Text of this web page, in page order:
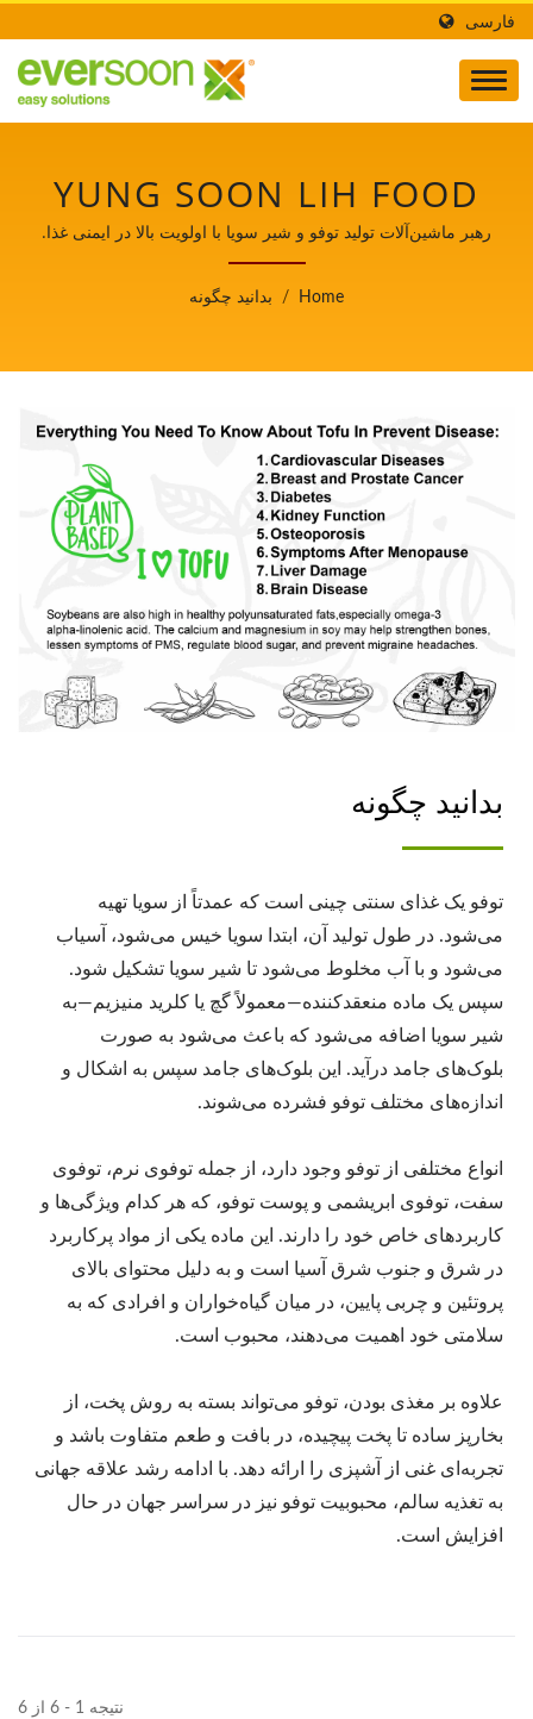
فارسی
YUNG SOON LIH FOOD
MACHINE CO., LTD.
رهبر ماشین‌آلات تولید توفو و شیر سویا با اولویت بالا در ایمنی غذا.
Home
/ بدانید چگونه
بدانید چگونه
توفو یک غذای سنتی چینی است که عمدتاً از سویا تهیه
می‌شود. در طول تولید آن، ابتدا سویا خیس می‌شود، آسیاب
می‌شود و با آب مخلوط می‌شود تا شیر سویا تشکیل شود.
سپس یک ماده منعقدکننده—معمولاً گچ یا کلرید منیزیم—به
شیر سویا اضافه می‌شود که باعث می‌شود به صورت
بلوک‌های جامد درآید. این بلوک‌های جامد سپس به اشکال و
اندازه‌های مختلف توفو فشرده می‌شوند.
انواع مختلفی از توفو وجود دارد، از جمله توفوی نرم، توفوی
سفت، توفوی ابریشمی و پوست توفو، که هر کدام ویژگی‌ها و
کاربردهای خاص خود را دارند. این ماده یکی از مواد پرکاربرد
در شرق و جنوب شرق آسیا است و به دلیل محتوای بالای
پروتئین و چربی پایین، در میان گیاه‌خواران و افرادی که به
سلامتی خود اهمیت می‌دهند، محبوب است.
علاوه بر مغذی بودن، توفو می‌تواند بسته به روش پخت، از
بخارپز ساده تا پخت پیچیده، در بافت و طعم متفاوت باشد و
تجربه‌ای غنی از آشپزی را ارائه دهد. با ادامه رشد علاقه جهانی
به تغذیه سالم، محبوبیت توفو نیز در سراسر جهان در حال
افزایش است.
نتیجه 1 - 6 از 6